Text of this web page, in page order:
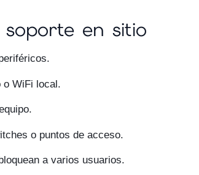
soporte en sitio
o WiFi local.
o puntos de acceso.
a varios usuarios.